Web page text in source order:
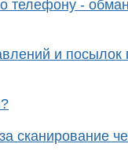
телефону -
и посылок
сканирование